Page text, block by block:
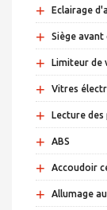
+ Eclairage
+ Siège
+ Limiteur de
+ Vitres
+ Lecture des
+ ABS
+ Accoudoir
+ Allumage